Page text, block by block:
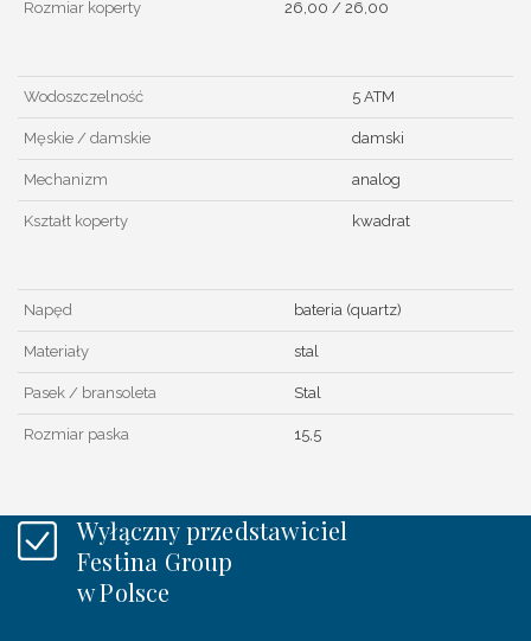
Rozmiar koperty 26,00 / 26,00
Wodoszczelność 5 ATM
Męskie / damskie damski
Mechanizm analog
Kształt koperty kwadrat
Napęd bateria (quartz)
Materiały stal
Pasek / bransoleta Stal
Rozmiar paska 15,5
Wyłączny przedstawiciel
Festina Group
w Polsce